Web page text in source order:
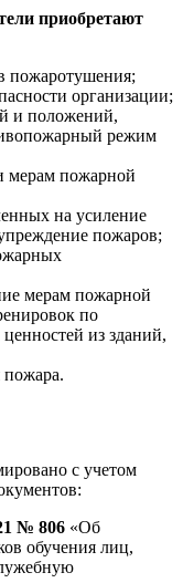
приобретают
пожаротушения;
организации;
и положений,
режим
мерам пожарной
на усиление
пожаров;
мерам пожарной
по
из зданий,
пожара.
с учетом
№ 806 «Об
обучения лиц,